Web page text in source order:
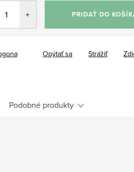
PRIDAŤ DO
Opýtať sa Strážiť
Podobné produkty